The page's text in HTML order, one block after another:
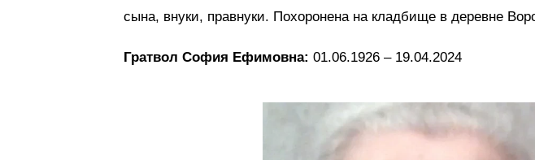
сына, внуки, правнуки. Похоронена на кладбище в деревне
Гратвол София Ефимовна: 01.06.1926 – 19.04.2024